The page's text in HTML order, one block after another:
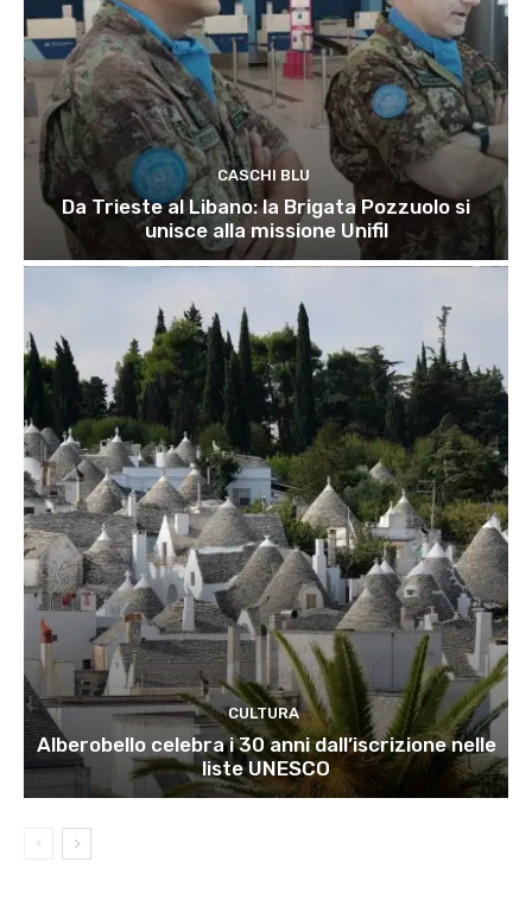
CASCHI BLU
Da Trieste al Libano: la Brigata Pozzuolo si
unisce alla missione Unifil
CULTURA
Alberobello celebra i 30 anni dall’iscrizione nelle
liste UNESCO